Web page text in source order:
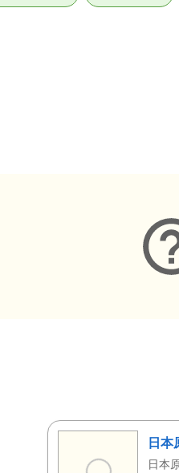
日本
日本